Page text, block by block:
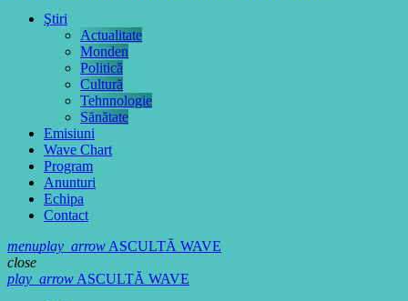
Ştiri
Actualitate
Monden
Politică
Cultură
Tehnnologie
Sănătate
Emisiuni
Wave Chart
Program
Anunturi
Echipa
Contact
menuplay_arrowASCULTĂ WAVE
close
play_arrowASCULTĂ WAVE